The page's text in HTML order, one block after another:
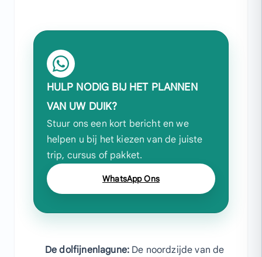
HULP NODIG BIJ HET PLANNEN
VAN UW DUIK?
Stuur ons een kort bericht en we
helpen u bij het kiezen van de juiste
trip, cursus of pakket.
WhatsApp Ons
De dolfijnenlagune: De noordzijde van de